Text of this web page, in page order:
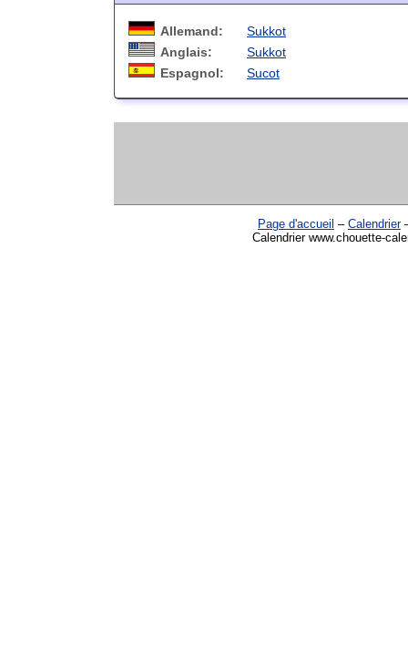
Allemand:
Sukkot
Anglais:
Sukkot
Espagnol:
Sucot
Page d'accueil – Calendrier
Calendrier www.chouette-